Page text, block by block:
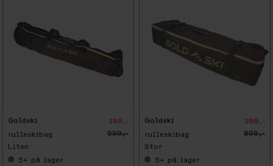
Goldski
rulleskibag
199,-
599,-
Liten
5+ på lager
Goldski
rulleskibag
299,-
899,-
Stor
5+ på lager